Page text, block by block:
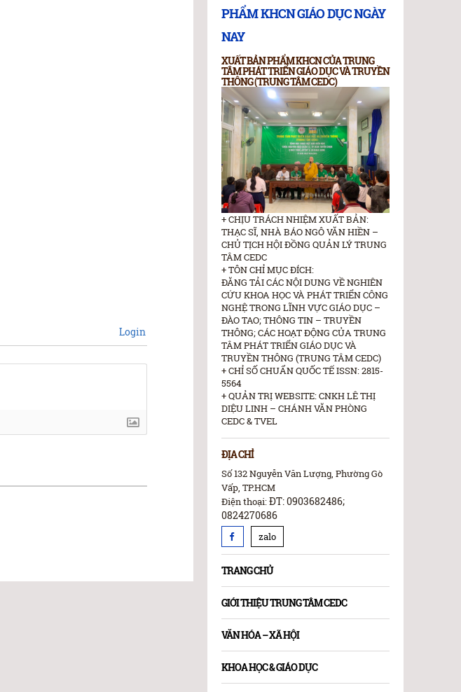
Login
PHẨM KHCN GIÁO DỤC NGÀY
NAY
XUẤT BẢN PHẨM KHCN CỦA TRUNG
TÂM PHÁT TRIỂN GIÁO DỤC VÀ TRUYỀN
THÔNG (TRUNG TÂM CEDC)
+ CHỊU TRÁCH NHIỆM XUẤT BẢN:
THẠC SĨ, NHÀ BÁO NGÔ VĂN HIỀN –
CHỦ TỊCH HỘI ĐỒNG QUẢN LÝ TRUNG
TÂM CEDC
+ TÔN CHỈ MỤC ĐÍCH:
ĐĂNG TẢI CÁC NỘI DUNG VỀ NGHIÊN
CỨU KHOA HỌC VÀ PHÁT TRIỂN CÔNG
NGHỆ TRONG LĨNH VỰC GIÁO DỤC –
ĐÀO TAO; THÔNG TIN – TRUYỀN
THÔNG; CÁC HOẠT ĐỘNG CỦA TRUNG
TÂM PHÁT TRIỂN GIÁO DỤC VÀ
TRUYỀN THÔNG (TRUNG TÂM CEDC)
+ CHỈ SỐ CHUẨN QUỐC TẾ ISSN: 2815-
5564
+ QUẢN TRỊ WEBSITE: CNKH LÊ THỊ
DIỆU LINH – CHÁNH VĂN PHÒNG
CEDC & TVEL
ĐỊA CHỈ
Số 132 Nguyễn Văn Lượng, Phường Gò
Vấp, TP.HCM
Điện thoại:ĐT: 0903682486;
0824270686
zalo
TRANG CHỦ
GIỚI THIỆU TRUNG TÂM CEDC
VĂN HÓA – XÃ HỘI
KHOA HỌC & GIÁO DỤC